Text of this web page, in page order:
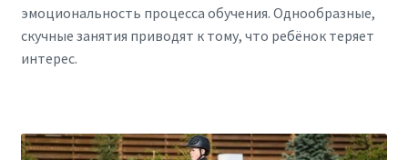
эмоциональность процесса обучения. Однообразные,
скучные занятия приводят к тому, что ребёнок теряет
интерес.